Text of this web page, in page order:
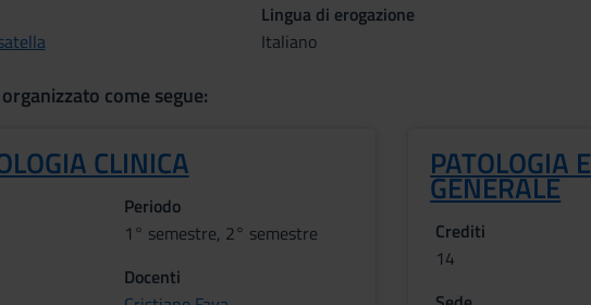
Lingua di erogazione
Italiano
come segue:
CLINICA
Periodo
1° semestre, 2° semestre
Docenti
PATOLOGIA
GENERALE
Crediti
14